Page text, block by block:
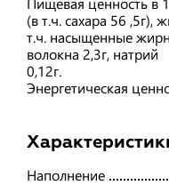
(в т.ч. сахара 56 ,5г),
т.ч. насыщенные
волокна 2,3г, натрий
0,12г.
Энергетическая
Наполнение